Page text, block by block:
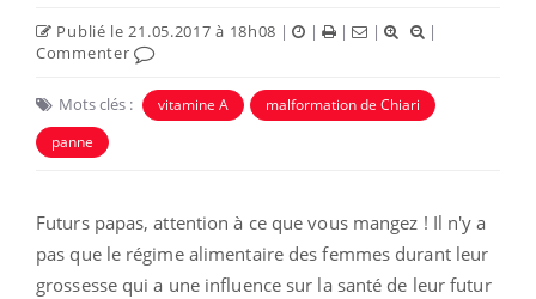
Publié le 21.05.2017 à 18h08 | | | |
|
Commenter
Mots clés : vitamine A
malformation de Chiari
panne
Futurs papas, attention à ce que vous mangez ! Il n'y a
pas que le régime alimentaire des femmes durant leur
grossesse qui a une influence sur la santé de leur futur